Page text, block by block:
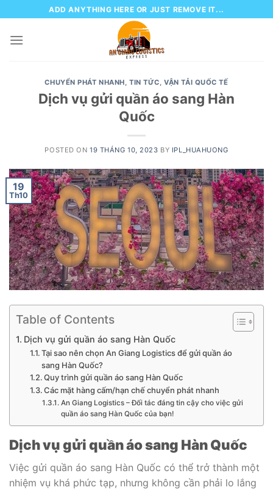
to
content
ADD ANYTHING HERE OR JUST REMOVE IT...
CHUYỂN PHÁT NHANH,TIN TỨC,VẬN TẢI QUỐC TẾ
Dịch vụ gửi quần áo sang Hàn
Quốc
POSTED ON19 THÁNG 10, 2023 BY IPL_HUAHUONG
19
Th10
Table of Contents
Dịch vụ gửi quần áo sang Hàn Quốc
Tại sao nên chọn An Giang Logistics để gửi quần áo
sang Hàn Quốc?
Quy trình gửi quần áo sang Hàn Quốc
Các mặt hàng cấm/hạn chế chuyển phát nhanh
An Giang Logistics – Đối tác đáng tin cậy cho việc gửi
quần áo sang Hàn Quốc của bạn!
Dịch vụ gửi quần áo sang Hàn Quốc
Việc gửi quần áo sang Hàn Quốc có thể trở thành một
nhiệm vụ khá phức tạp, nhưng không cần phải lo lắng